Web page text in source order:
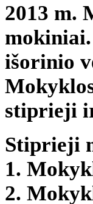
2013 m.
išorinio
stiprieji
Stiprieji
1.
2.